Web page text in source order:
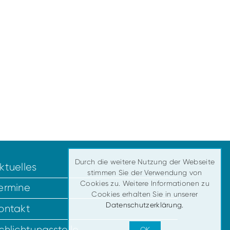
Durch die weitere Nutzung der Webseite
stimmen Sie der Verwendung von
Cookies zu. Weitere Informationen zu
Cookies erhalten Sie in unserer
Datenschutzerklärung.